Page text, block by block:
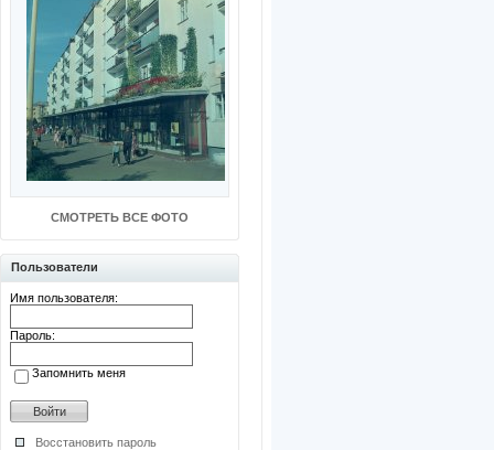
СМОТРЕТЬ ВСЕ ФОТО
Пользователи
Имя пользователя:
Пароль:
Запомнить меня
Восстановить пароль